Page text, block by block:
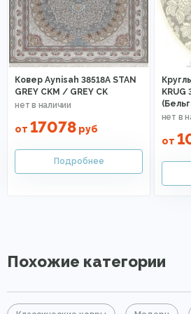
Ковер Aynisah 38518A STAN
GREY CKM / GREY CK
от 17078 руб
KRUG
от
Похожие категории